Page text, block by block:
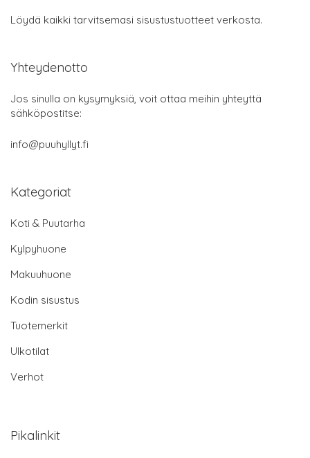
Löydä kaikki tarvitsemasi sisustustuotteet verkosta.
Yhteydenotto
Jos sinulla on kysymyksiä, voit ottaa meihin yhteyttä
sähköpostitse:
info@puuhyllyt.fi
Kategoriat
Koti & Puutarha
Kylpyhuone
Makuuhuone
Kodin sisustus
Tuotemerkit
Ulkotilat
Verhot
Pikalinkit